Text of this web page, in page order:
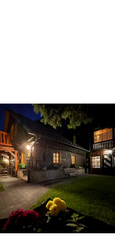
nga 5, 5 vlerësime